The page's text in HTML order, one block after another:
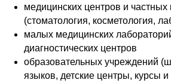
медицинских центров и частных
(стоматология, косметология,
малых медицинских
диагностических центров
образовательных учреждений
языков, детские центры, курсы и